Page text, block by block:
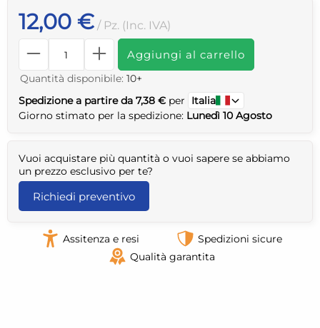
12,00 € / Pz. (Inc. IVA)
Aggiungi al carrello
Quantità disponibile: 10+
Spedizione a partire da 7,38 € per
Italia
Giorno stimato per la spedizione: Lunedì 10 Agosto
Vuoi acquistare più quantità o vuoi sapere se abbiamo
un prezzo esclusivo per te?
Richiedi preventivo
Assitenza e resi
Spedizioni sicure
Qualità garantita